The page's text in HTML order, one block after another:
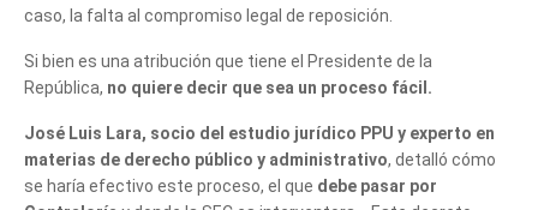
caso, la falta al compromiso legal de reposición.
Si bien es una atribución que tiene el Presidente de la
República, no quiere decir que sea un proceso fácil.
José Luis Lara, socio del estudio jurídico PPU y experto en
materias de derecho público y administrativo, detalló cómo
se haría efectivo este proceso, el que debe pasar por